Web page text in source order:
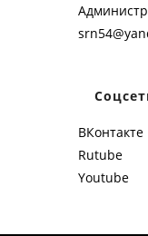
ВКонтакте
Rutube
Youtube